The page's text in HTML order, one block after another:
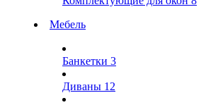
Мебель
Банкетки 3
Диваны 12